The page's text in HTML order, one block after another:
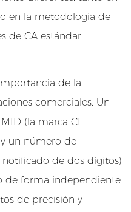
en la metodología de
de CA estándar.
de la
comerciales. Un
(la marca CE
un número de
de dos dígitos)
de forma independiente
de precisión y